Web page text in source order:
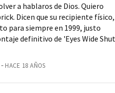
a hablaros de Dios. Quiero
Dicen que su recipiente físico,
para siempre en 1999, justo
definitivo de 'Eyes Wide
HACE 18 AÑOS